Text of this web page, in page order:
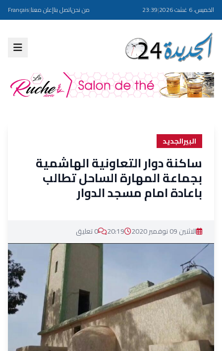
الخميس، 6 غشت 2026 |
23:39 من نحناتصل بناإعلن معنا|
Français
البيرالجديد
ساكنة دوار التعاونية الهاشمية
بجماعة المهارة الساحل تطالب
باعادة امام مسجد الدوار
الاثنين 09 نوفمبر 2020 20:19 0 تعليق